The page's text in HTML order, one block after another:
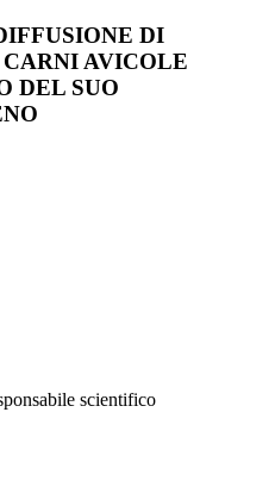
DI
AVICOLE
DEL SUO
scientifico